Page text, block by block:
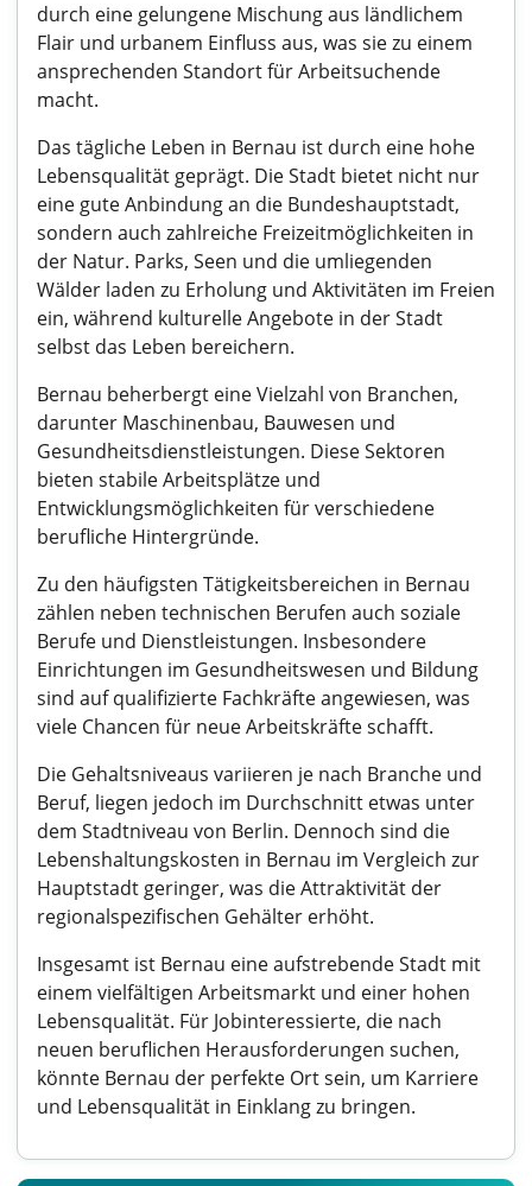
durch eine gelungene Mischung aus ländlichem
Flair und urbanem Einfluss aus, was sie zu einem
ansprechenden Standort für Arbeitsuchende
macht.
Das tägliche Leben in Bernau ist durch eine hohe
Lebensqualität geprägt. Die Stadt bietet nicht nur
eine gute Anbindung an die Bundeshauptstadt,
sondern auch zahlreiche Freizeitmöglichkeiten in
der Natur. Parks, Seen und die umliegenden
Wälder laden zu Erholung und Aktivitäten im Freien
ein, während kulturelle Angebote in der Stadt
selbst das Leben bereichern.
Bernau beherbergt eine Vielzahl von Branchen,
darunter Maschinenbau, Bauwesen und
Gesundheitsdienstleistungen. Diese Sektoren
bieten stabile Arbeitsplätze und
Entwicklungsmöglichkeiten für verschiedene
berufliche Hintergründe.
Zu den häufigsten Tätigkeitsbereichen in Bernau
zählen neben technischen Berufen auch soziale
Berufe und Dienstleistungen. Insbesondere
Einrichtungen im Gesundheitswesen und Bildung
sind auf qualifizierte Fachkräfte angewiesen, was
viele Chancen für neue Arbeitskräfte schafft.
Die Gehaltsniveaus variieren je nach Branche und
Beruf, liegen jedoch im Durchschnitt etwas unter
dem Stadtniveau von Berlin. Dennoch sind die
Lebenshaltungskosten in Bernau im Vergleich zur
Hauptstadt geringer, was die Attraktivität der
regionalspezifischen Gehälter erhöht.
Insgesamt ist Bernau eine aufstrebende Stadt mit
einem vielfältigen Arbeitsmarkt und einer hohen
Lebensqualität. Für Jobinteressierte, die nach
neuen beruflichen Herausforderungen suchen,
könnte Bernau der perfekte Ort sein, um Karriere
und Lebensqualität in Einklang zu bringen.